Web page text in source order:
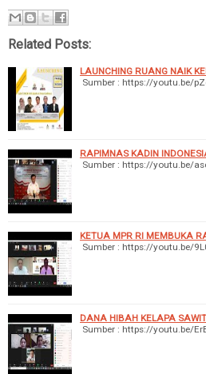
Related Posts:
LAUNCHING RUANG NAIK
Sumber : https://youtu.be/
RAPIMNAS KADIN
Sumber : https://youtu.be/
KETUA MPR RI MEMBUKA
Sumber : https://youtu.be/
DANA HIBAH KELAPA SAWIT
Sumber : https://youtu.be/